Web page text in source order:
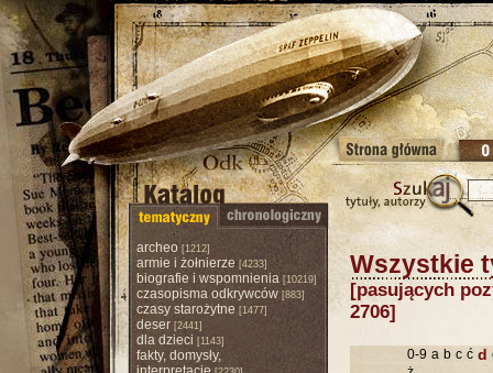
archeo [1212]
armie i żołnierze [4233]
biografie i wspomnienia[10219]
czasopisma odkrywców[883]
czasy starożytne [1477]
deser[2441]
dla dzieci [1143]
fakty, domysły,
Wszystkie
[pasujących
2706]
0-9 a b c ć d